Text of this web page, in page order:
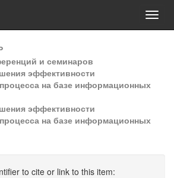
и семинаров
эффективности
на базе информационных
эффективности
на базе информационных
to cite or link to this item: